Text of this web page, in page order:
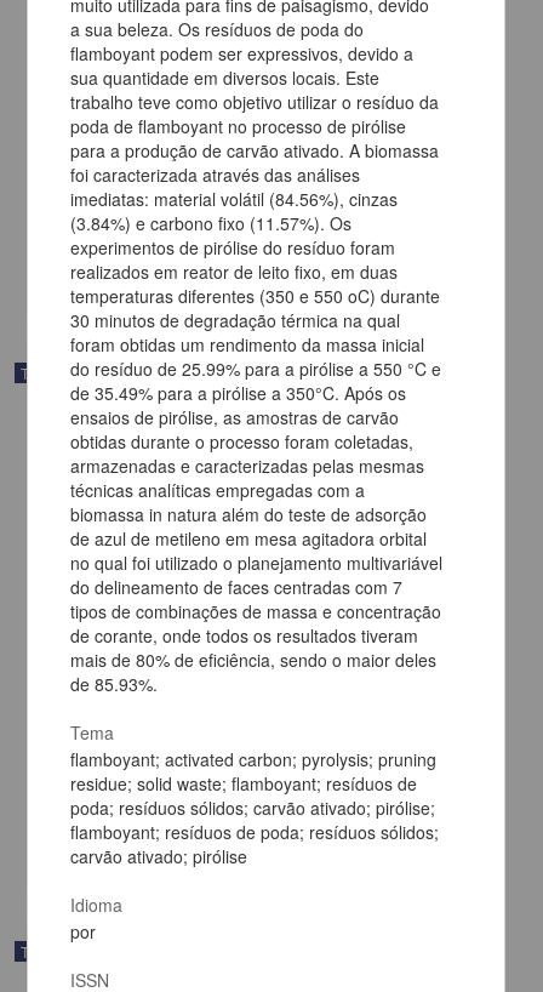
Monitoreo en tiempo real de los ciclos de negocio de Estados
Unidos, vía un MFD-FM
Campos González, Miguel Ángel
Ingenierías
Trabajo de grado
Contaminación por metales y patógenos debido al uso de lodos
estabilizados con CaO para riego en zonas de recarga de acuíferos
Rodríguez Robles, Karen Citlali
Ingenierías
Trabajo de grado
muito utilizada para fins de paisagismo, devido
a sua beleza. Os resíduos de poda do
flamboyant podem ser expressivos, devido a
sua quantidade em diversos locais. Este
trabalho teve como objetivo utilizar o resíduo da
poda de flamboyant no processo de pirólise
para a produção de carvão ativado. A biomassa
foi caracterizada através das análises
imediatas: material volátil (84.56%), cinzas
(3.84%) e carbono fixo (11.57%). Os
experimentos de pirólise do resíduo foram
realizados em reator de leito fixo, em duas
temperaturas diferentes (350 e 550 oC) durante
30 minutos de degradação térmica na qual
foram obtidas um rendimento da massa inicial
do resíduo de 25.99% para a pirólise a 550 °C e
de 35.49% para a pirólise a 350°C. Após os
ensaios de pirólise, as amostras de carvão
obtidas durante o processo foram coletadas,
armazenadas e caracterizadas pelas mesmas
técnicas analíticas empregadas com a
biomassa in natura além do teste de adsorção
de azul de metileno em mesa agitadora orbital
no qual foi utilizado o planejamento multivariável
do delineamento de faces centradas com 7
tipos de combinações de massa e concentração
de corante, onde todos os resultados tiveram
mais de 80% de eficiência, sendo o maior deles
de 85.93%.
Tema
flamboyant; activated carbon; pyrolysis; pruning
residue; solid waste; flamboyant; resíduos de
poda; resíduos sólidos; carvão ativado; pirólise;
flamboyant; resíduos de poda; resíduos sólidos;
carvão ativado; pirólise
Idioma
por
ISSN